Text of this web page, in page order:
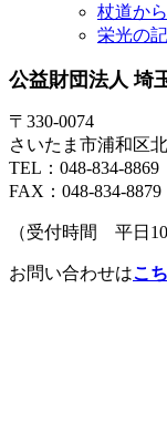
杖道か
栄光の
公益財団法人 埼
〒330-0074
さいたま市浦和区
TEL：048-834-8869
FAX：048-834-8879
（受付時間 平日10
お問い合わせはこ